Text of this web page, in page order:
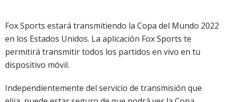
Fox Sports estará transmitiendo la Copa del Mundo 2022
en los Estados Unidos. La aplicación Fox Sports te
permitirá transmitir todos los partidos en vivo en tu
dispositivo móvil.
Independientemente del servicio de transmisión que